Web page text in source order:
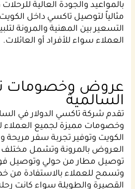
بالمواعيد والجودة العالية
مثالياً لتوصيل تاكسي داخل
التسعير بين المهنية والمرونة
العملاء سواء للأفراد أو العائلات.
عروض وخصومات
السالمية
تقدم شركة تاكسي الدولار في
وخصومات مميزة لجميع العملاء
الكويت وتوفير تجربة سفر مريحة
العروض بالمرونة وتشمل
توصيل مطار من حولي وتوصيل
وتسمح للعملاء بالاستفادة من
القصيرة والطويلة سواء كانت